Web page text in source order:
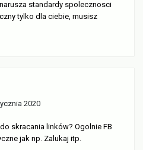
standardy spolecznosci
tylko dla ciebie, musisz
2020
skracania linków? Ogolnie FB
jak np. Zalukaj itp.